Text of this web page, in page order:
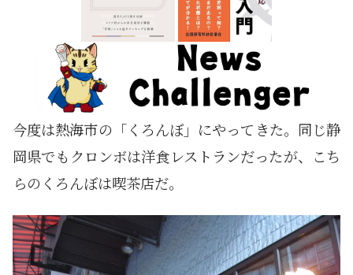
今度は熱海市の「くろんぼ」にやってきた。同じ静
岡県でもクロンボは洋食レストランだったが、こち
らのくろんぼは喫茶店だ。